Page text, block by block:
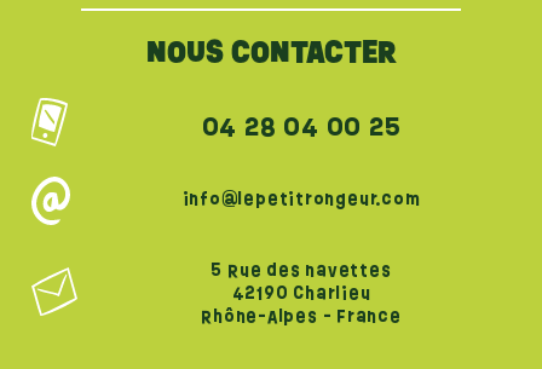
NOUS CONTACTER
04 28 04 00 25
info@lepetitrongeur.com
5 Rue des navettes
42190 Charlieu
Rhône-Alpes - France